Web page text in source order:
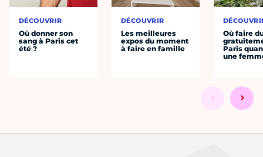
DÉCOUVRIR
Où donner son
sang à Paris cet
été ?
DÉCOUVRIR
Les meilleures
expos du moment
à faire en famille
Où faire
Paris
une